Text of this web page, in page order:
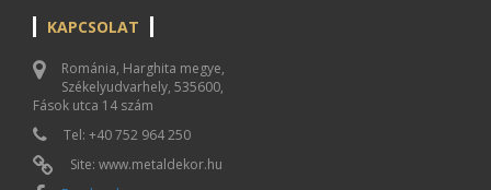
KAPCSOLAT
Románia, Harghita megye,
Székelyudvarhely, 535600,
Fások utca 14 szám
Tel: +40 752 964 250
Site: www.metaldekor.hu